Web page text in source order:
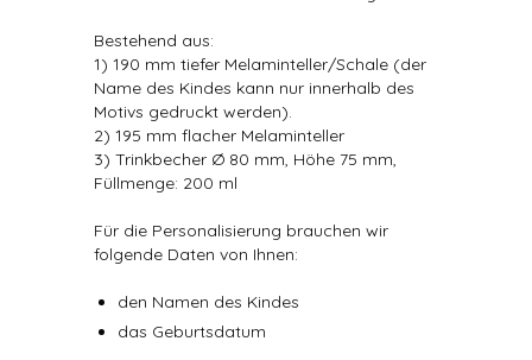
Bestehend aus:
1) 190 mm tiefer Melaminteller/Schale (der
Name des Kindes kann nur innerhalb des
Motivs gedruckt werden).
2) 195 mm flacher Melaminteller
3) Trinkbecher Ø 80 mm, Höhe 75 mm,
Füllmenge: 200 ml
Für die Personalisierung brauchen wir
folgende Daten von Ihnen:
den Namen des Kindes
das Geburtsdatum